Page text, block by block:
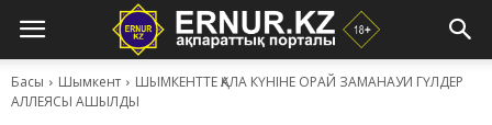
Басы Шымкент
​ШЫМКЕНТТЕ ҚАЛА КҮНІНЕ ОРАЙ ЗАМАНАУИ ГҮЛДЕР
АЛЛЕЯСЫ АШЫЛДЫ